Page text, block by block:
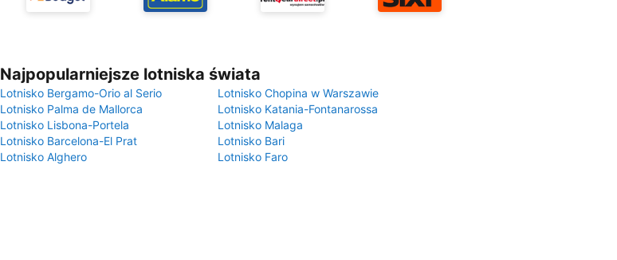
Najpopularniejsze lotniska świata
Lotnisko Bergamo-Orio al Serio
Lotnisko Chopina w Warszawie
Lotnisko Palma de Mallorca
Lotnisko Katania-Fontanarossa
Lotnisko Lisbona-Portela
Lotnisko Malaga
Lotnisko Barcelona-El Prat
Lotnisko Bari
Lotnisko Alghero
Lotnisko Faro